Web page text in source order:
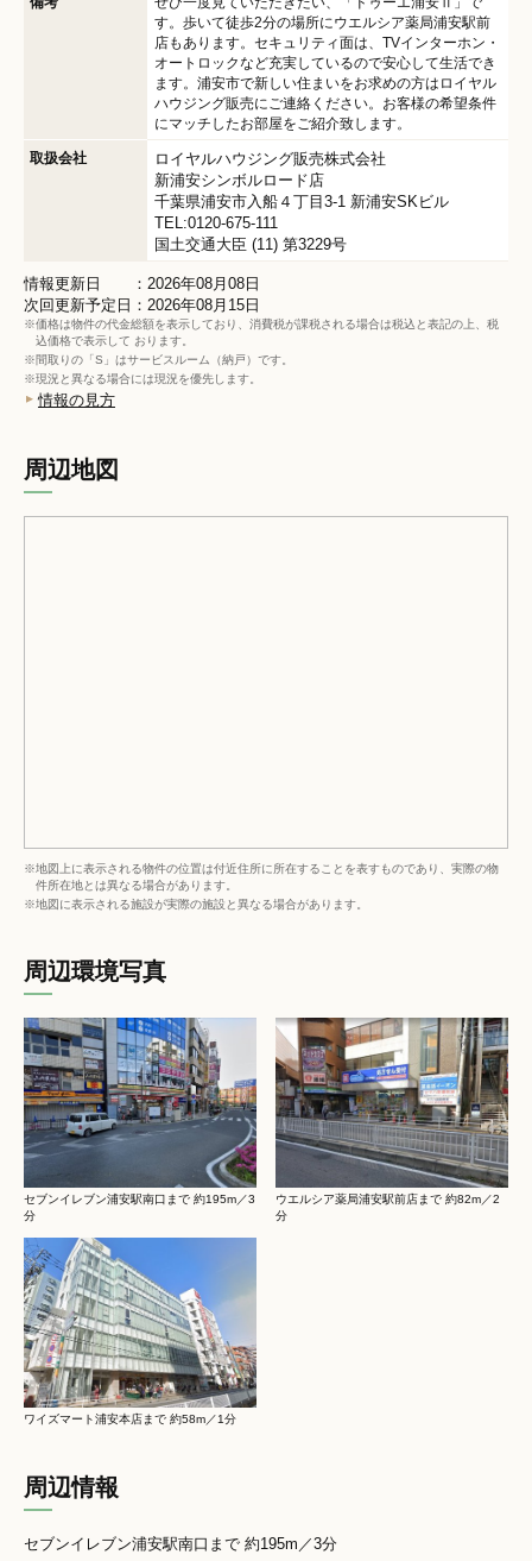
す。歩いて徒歩2分の場所にウエルシア薬局浦安駅前
店もあります。セキュリティ面は、TVインターホン・
オートロックなど充実しているので安心して生活でき
ます。浦安市で新しい住まいをお求めの方はロイヤル
ハウジング販売にご連絡ください。お客様の希望条件
にマッチしたお部屋をご紹介致します。
取扱会社
ロイヤルハウジング販売株式会社
新浦安シンボルロード店
千葉県浦安市入船４丁目3-1 新浦安SKビル
TEL:0120-675-111
国土交通大臣 (11) 第3229号
情報更新日 ：2026年08月08日
次回更新予定日：2026年08月15日
※価格は物件の代金総額を表示しており、消費税が課税される場合は税込と表記の上、税
込価格で表示して おります。
※間取りの「S」はサービスルーム（納戸）です。
※現況と異なる場合には現況を優先します。
情報の見方
周辺地図
※地図上に表示される物件の位置は付近住所に所在することを表すものであり、実際の物
件所在地とは異なる場合があります。
※地図に表示される施設が実際の施設と異なる場合があります。
周辺環境写真
セブンイレブン浦安駅南口まで 約195m／3
分
ウエルシア薬局浦安駅前店まで 約82m／2
分
ワイズマート浦安本店まで 約58m／1分
周辺情報
セブンイレブン浦安駅南口まで 約195m／3分